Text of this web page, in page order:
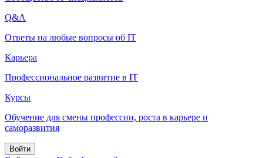
Q&A
Ответы на любые вопросы об IT
Карьера
Профессиональное развитие в IT
Курсы
Обучение для смены профессии, роста в карьере и
саморазвития
Войти